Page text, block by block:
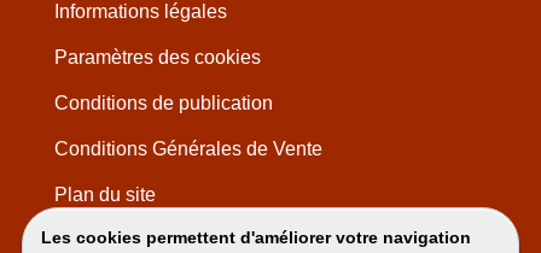
Les cookies permettent d'améliorer votre navigation
Informations légales
Paramètres des cookies
Conditions de publication
Conditions Générales de Vente
Plan du site